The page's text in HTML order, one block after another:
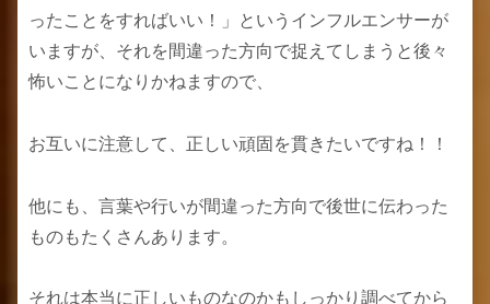
ったことをすればいい！」というインフルエンサーが
いますが、それを間違った方向で捉えてしまうと後々
怖いことになりかねますので、
お互いに注意して、正しい頑固を貫きたいですね！！
他にも、言葉や行いが間違った方向で後世に伝わった
ものもたくさんあります。
それは本当に正しいものなのかもしっかり調べてから